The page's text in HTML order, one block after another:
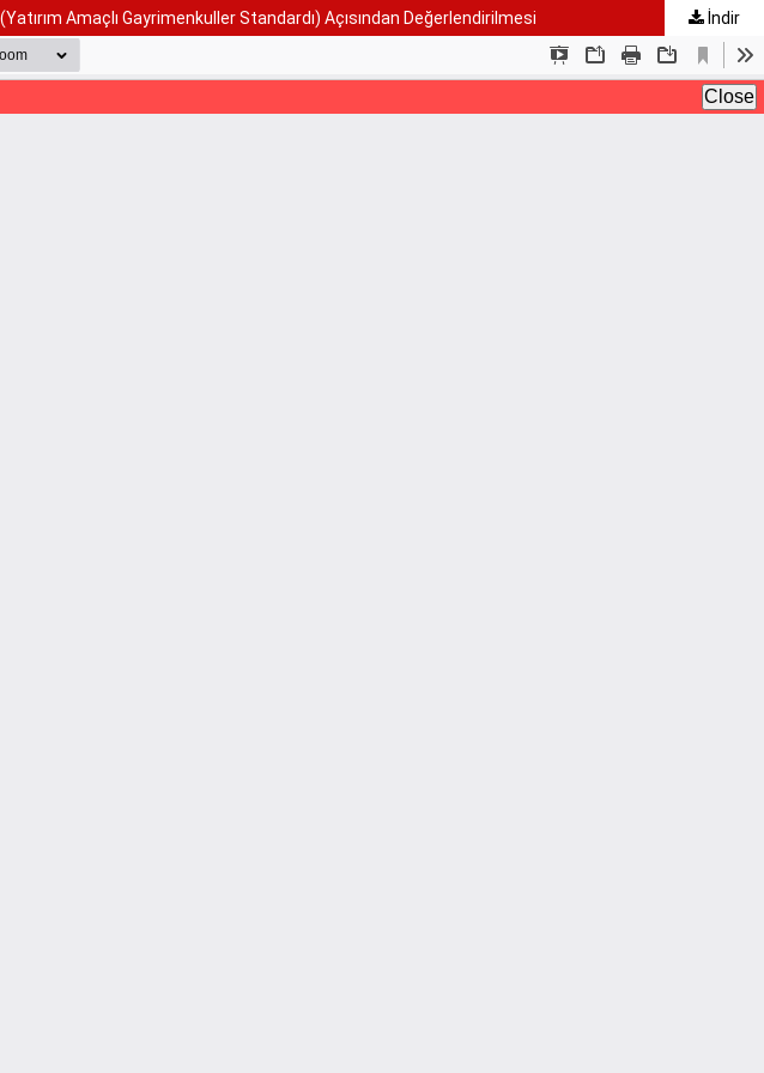
Amaçlı Gayrimenkuller Standardı) Açısından Değerlendirilmesi İndir